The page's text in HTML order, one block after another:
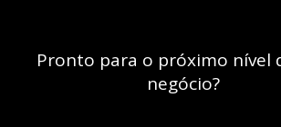
Pronto para o próximo nível
negócio?